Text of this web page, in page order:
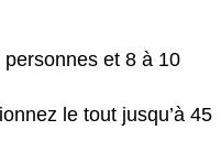
et 8 à 10
le tout jusqu’à 45